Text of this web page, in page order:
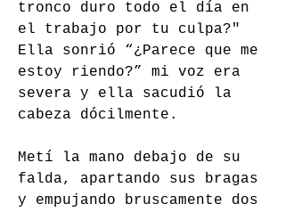
tronco duro todo el día en
el trabajo por tu culpa?"
Ella sonrió “¿Parece que me
estoy riendo?” mi voz era
severa y ella sacudió la
cabeza dócilmente.
Metí la mano debajo de su
falda, apartando sus bragas
y empujando bruscamente dos